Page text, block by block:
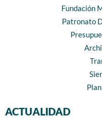
Fundación
Patronato
ACTUALIDAD